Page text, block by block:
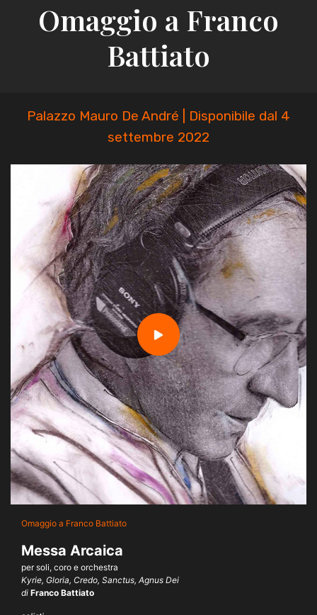
Omaggio a Franco
Battiato
Palazzo Mauro De André | Disponibile dal 4
settembre 2022
Omaggio a Franco Battiato
Messa Arcaica
per soli, coro e orchestra
Kyrie, Gloria, Credo, Sanctus, Agnus Dei
di Franco Battiato